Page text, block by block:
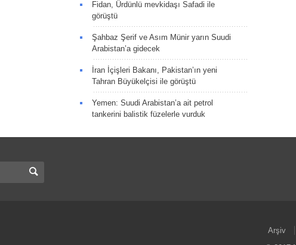
Fidan, Ürdünlü mevkidaşı Safadi ile
görüştü
Şahbaz Şerif ve Asım Münir yarın Suudi
Arabistan’a gidecek
İran İçişleri Bakanı, Pakistan’ın yeni
Tahran Büyükelçisi ile görüştü
Yemen: Suudi Arabistan’a ait petrol
tankerini balistik füzelerle vurduk
Arşiv